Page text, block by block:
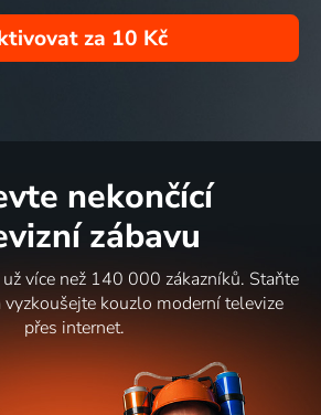
za 10 Kč
nekončící
zábavu
více než 140 000 zákazníků. Staňte
vyzkoušejte kouzlo moderní televize
přes internet.